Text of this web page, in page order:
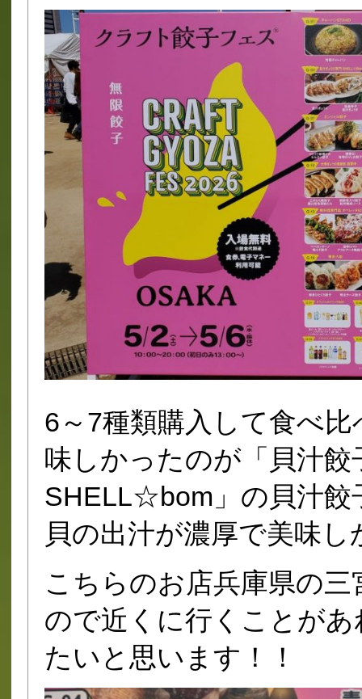
6～7種類購入して食べ
味しかったのが「貝汁餃
SHELL☆bom」の貝汁餃
貝の出汁が濃厚で美味し
こちらのお店兵庫県の
ので近くに行くことが
たいと思います！！